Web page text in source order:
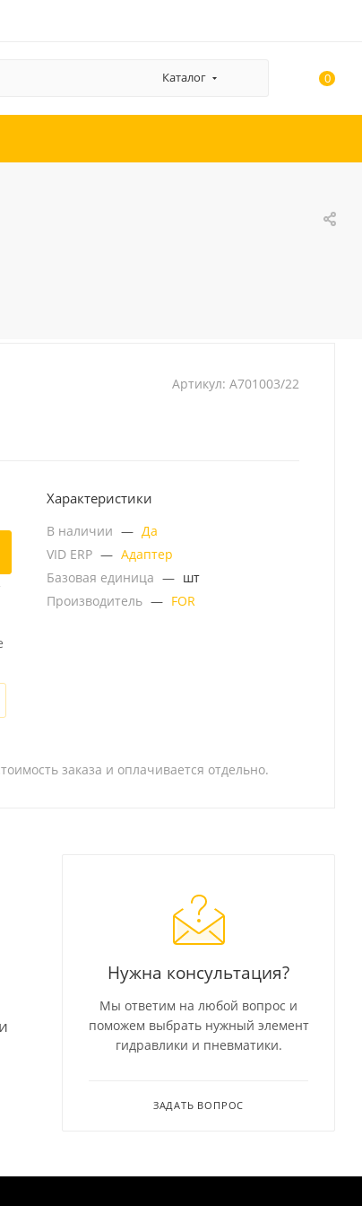
Каталог 0
Артикул: A701003/22
Характеристики
В наличии — Да
VID ERP — Адаптер
Базовая единица — шт
Производитель — FOR
заказа и оплачивается отдельно.
Нужна консультация?
Мы ответим на любой вопрос и
поможем выбрать нужный элемент
гидравлики и пневматики.
ЗАДАТЬ ВОПРОС